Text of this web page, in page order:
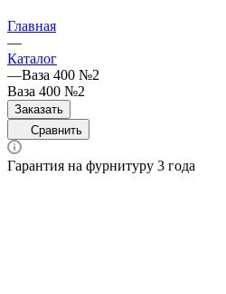
Главная
—
Каталог
—Ваза 400 №2
Ваза 400 №2
Заказать
Сравнить
Гарантия на фурнитуру 3 года